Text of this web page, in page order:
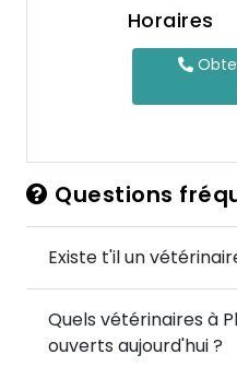
Horaires
Questions
Existe t'il un
Quels vétérinaires à
ouverts aujourd'hui ?